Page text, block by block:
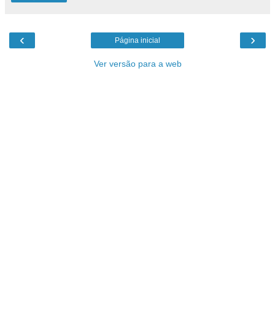
‹ ›
Página inicial
Ver versão para a web